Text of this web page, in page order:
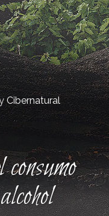
Cibernatural